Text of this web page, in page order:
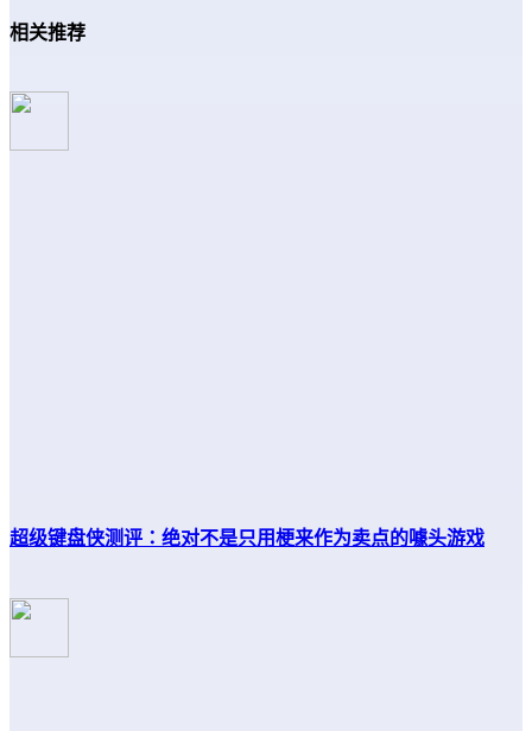
相关推荐
超级键盘侠测评：绝对不是只用梗来作为卖点的噱头游戏